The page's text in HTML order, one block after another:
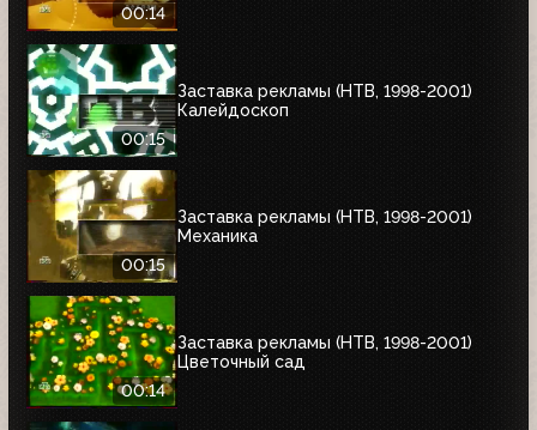
00:14
00:15
Заставка рекламы (НТВ, 1998-2001)
Калейдоскоп
00:15
Заставка рекламы (НТВ, 1998-2001)
Механика
00:14
Заставка рекламы (НТВ, 1998-2001)
Цветочный сад